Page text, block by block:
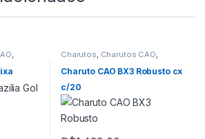
, Charutos, Charutos CAO,
Off Cuba
Charuto CAO BX3 Robusto cx
c/20